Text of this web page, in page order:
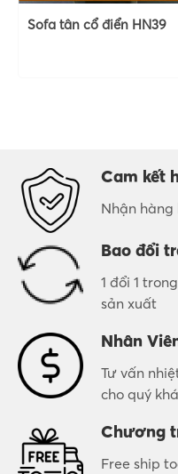
Sofa tân cổ điển HN39
Cam kết
Nhận
Bao đổi
1 đổi 1
sản xuất
Nhân
Tư vấn
cho quý
Chương
Free ship